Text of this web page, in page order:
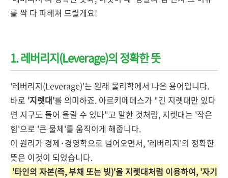
를 싹 다 파헤쳐 드릴게요!
1. 레버리지(Leverage)의 정확한 뜻
'레버리지(Leverage)'는 원래 물리학에서 나온 용어입니다.
바로 '지렛대'를 의미하죠. 아르키메데스가 "긴 지렛대만 있다
면 지구도 들어 올릴 수 있다"고 말한 것처럼, 지렛대는 '작은
힘'으로 '큰 물체'를 움직이게 해줍니다.
이 원리가 경제·경영학으로 넘어오면서, '레버리지'의 정확한
뜻은 이것이 되었습니다.
'타인의 자본(즉, 부채 또는 빚)'을 지렛대처럼 이용하여, '자기